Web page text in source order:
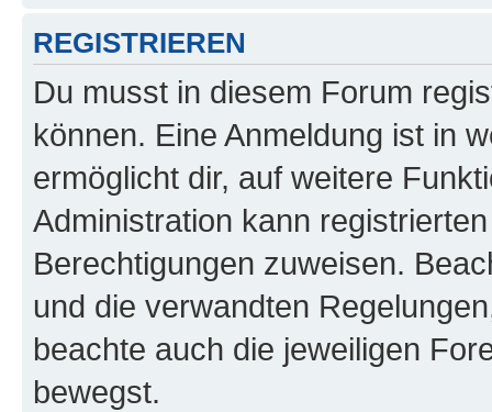
REGISTRIEREN
Du musst in diesem Forum
können. Eine Anmeldung ist in
ermöglicht dir, auf weitere
Administration kann
Berechtigungen zuweisen.
und die verwandten
beachte auch die jeweiligen
bewegst.